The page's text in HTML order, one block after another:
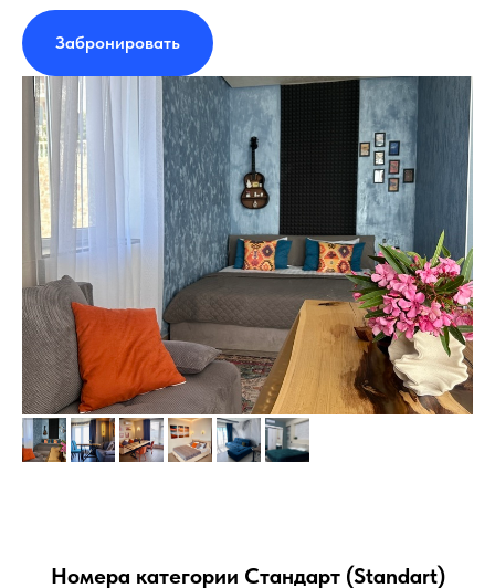
Забронировать
Номера категории Стандарт (Standart)